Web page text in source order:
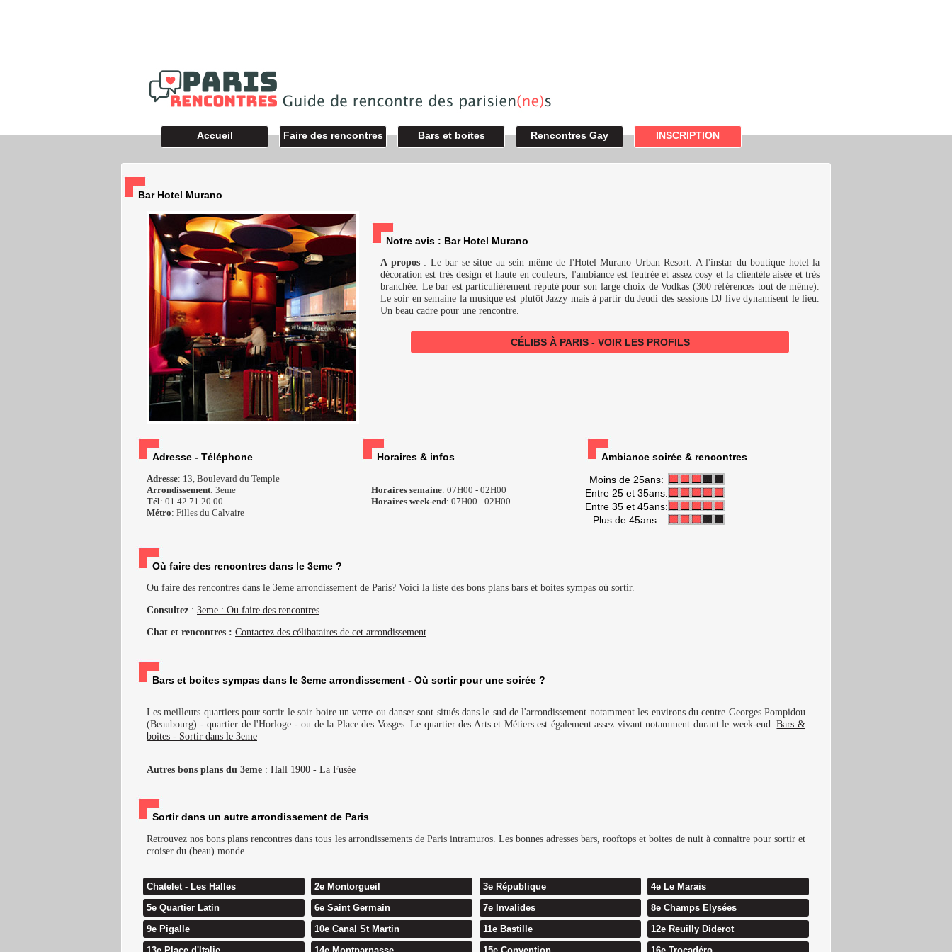
Accueil Faire des rencontres Bars et boites Rencontres Gay INSCRIPTION
Bar Hotel Murano
Notre avis : Bar Hotel Murano
A propos: Le bar se situe au sein même de l'Hotel Murano Urban Resort. A l'instar du boutique hotel la
décoration est très design et haute en couleurs, l'ambiance est feutrée et assez cosy et la clientèle aisée et très
branchée. Le bar est particulièrement réputé pour son large choix de Vodkas (300 références tout de même).
Le soir en semaine la musique est plutôt Jazzy mais à partir du Jeudi des sessions DJ live dynamisent le lieu.
Un beau cadre pour une rencontre.
CÉLIBS À PARIS - VOIR LES PROFILS
Adresse - Téléphone
Adresse: 13, Boulevard du Temple
Arrondissement: 3eme
Tél: 01 42 71 20 00
Métro: Filles du Calvaire
Horaires & infos
Horaires semaine: 07H00 - 02H00
Horaires week-end: 07H00 - 02H00
Ambiance soirée & rencontres
Moins de 25ans:
Entre 25 et 35ans:
Entre 35 et 45ans:
Plus de 45ans:
Où faire des rencontres dans le 3eme ?
Ou faire des rencontres dans le 3eme arrondissement de Paris? Voici la liste des bons plans bars et boites sympas où sortir.
Consultez : 3eme : Ou faire des rencontres
Chat et rencontres : Contactez des célibataires de cet arrondissement
Bars et boites sympas dans le 3eme arrondissement - Où sortir pour une soirée ?
Les meilleurs quartiers pour sortir le soir boire un verre ou danser sont situés dans le sud de l'arrondissement notamment les environs du centre Georges Pompidou
(Beaubourg) - quartier de l'Horloge - ou de la Place des Vosges. Le quartier des Arts et Métiers est également assez vivant notamment durant le week-end.Bars &
boites - Sortir dans le 3eme
Autres bons plans du 3eme : Hall 1900 - La Fusée
Sortir dans un autre arrondissement de Paris
Retrouvez nos bons plans rencontres dans tous les arrondissements de Paris intramuros. Les bonnes adresses bars, rooftops et boites de nuit à connaitre pour sortir et
croiser du (beau) monde...
Chatelet - Les Halles 2e Montorgueil 3e République
4e Le Marais
5e Quartier Latin
6e Saint Germain 7e Invalides
8e Champs Elysées
9e Pigalle
10e Canal St Martin 11e Bastille
12e Reuilly Diderot